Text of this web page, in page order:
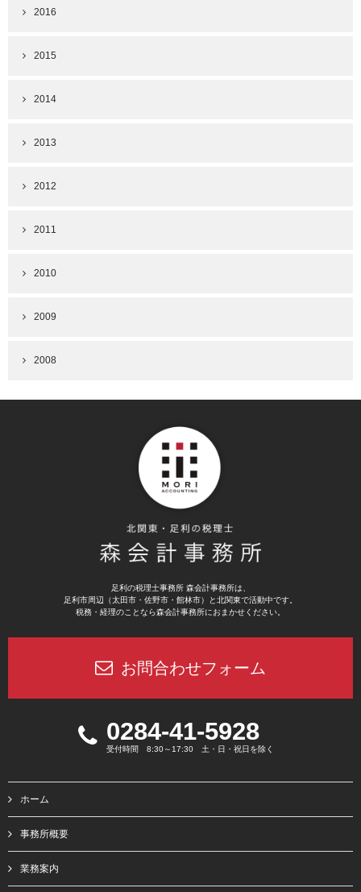
2016
2015
2014
2013
2012
2011
2010
2009
2008
足利の税理士事務所 森会計事務所は、
足利市周辺（太田市・佐野市・館林市）と北関東で活動中です。
税務・経理のことなら森会計事務所におまかせください。
お問合わせフォーム
0284-41-5928
受付時間 8:30～17:30 土・日・祝日を除く
ホーム
事務所概要
業務案内